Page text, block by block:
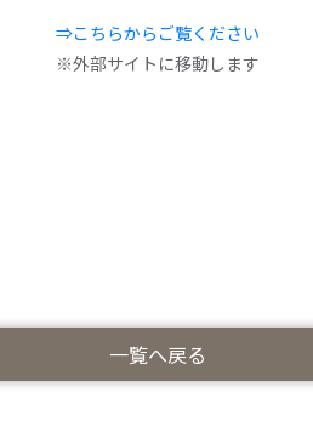
⇒こちらからご覧ください
※外部サイトに移動します
一覧へ戻る